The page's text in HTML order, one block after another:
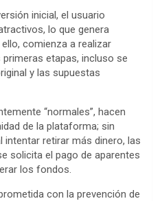
inicial, el usuario
lo que genera
comienza a realizar
etapas, incluso se
y las supuestas
“normales”, hacen
de la plataforma; sin
retirar más dinero, las
solicita el pago de aparentes
los fondos.
con la prevención de